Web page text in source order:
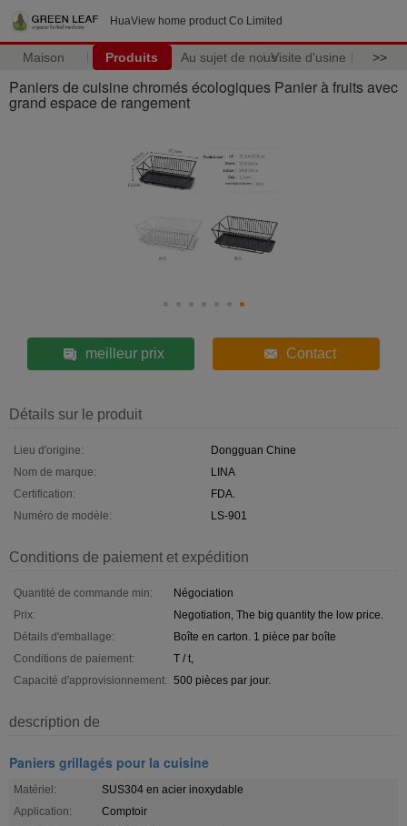
HuaView home product Co Limited
Maison Produits Au sujet de nousVisite d'usine >>
Paniers de cuisine chromés écologiques Panier à fruits avec
grand espace de rangement
meilleur prix Contact
Détails sur le produit
Lieu d'origine:
Dongguan Chine
Nom de marque:
LINA
Certification:
FDA.
Numéro de modèle:
LS-901
Conditions de paiement et expédition
Quantité de commande min:
Négociation
Prix:
Negotiation, The big quantity the low price.
Détails d'emballage:
Boîte en carton. 1 pièce par boîte
Conditions de paiement:
T / t,
Capacité d'approvisionnement: 500 pièces par jour.
description de
Paniers grillagés pour la cuisine
Matériel:
SUS304 en acier inoxydable
Application:
Comptoir